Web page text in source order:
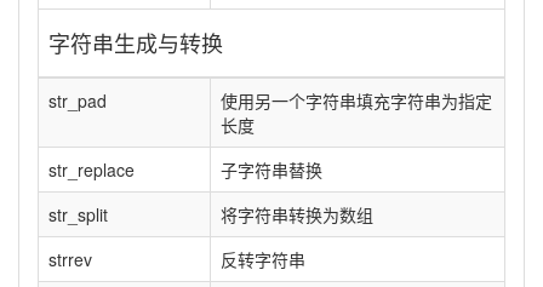
字符串生成与转换
str_pad
使用另一个字符串填充字符串为指定
长度
str_replace
子字符串替换
str_split
将字符串转换为数组
strrev
反转字符串